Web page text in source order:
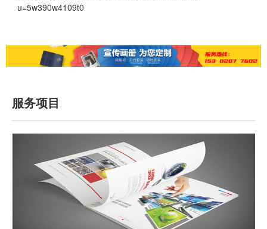
u=5w390w4109t0
服务项目